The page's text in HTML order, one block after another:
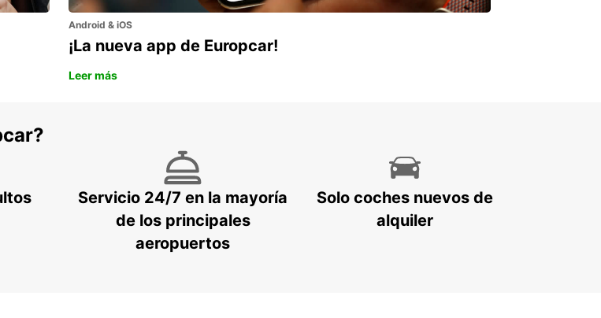
Android & iOS
¡La nueva app de Europcar!
Leer más
Servicio 24/7 en la mayoría
de los principales
aeropuertos
Solo coches nuevos de
alquiler